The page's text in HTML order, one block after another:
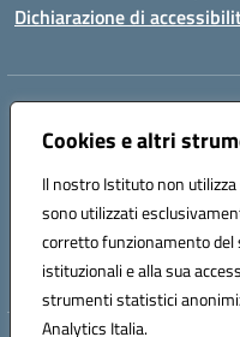
Cookies e altri
Il nostro Istituto non
sono utilizzati
corretto funzionamento del
istituzionali e alla sua
strumenti statistici
Analytics Italia.
Dichiarazione di
Indirizzo:
Centralino:078170786 Email:
Codice fiscale: 90027700922
Codice meccanografico:
Codice unico di fatturazione